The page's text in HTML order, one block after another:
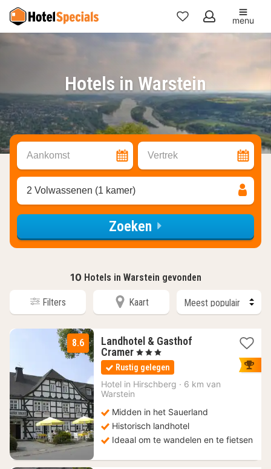
Mijn
menu
Hotels in Warstein
Aankomst Vertrek
2 Volwassenen (1 kamer)
Zoeken
10 Hotels in Warstein gevonden
Filters Kaart
8.6
Landhotel & Gasthof
Cramer 1
nacht
vanaf
115
, 3 Sterren
Rustig gelegen
Hotel in Hirschberg · 6 km van
Warstein
Midden in het Sauerland
Historisch landhotel
Ideaal om te wandelen en te fietsen